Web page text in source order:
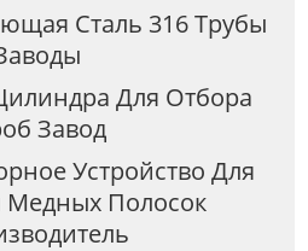
Сталь 316 Трубы
Для Отбора
Завод
Устройство Для
Медных Полосок